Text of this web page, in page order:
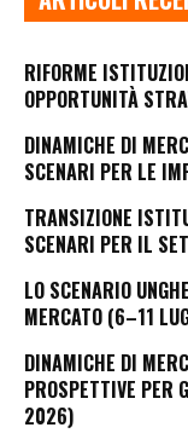
RIFORME
OPPORTUNITÀ
DINAMICHE DI
SCENARI PER LE
TRANSIZIONE
SCENARI PER IL
LO SCENARIO
MERCATO (6–11
DINAMICHE DI
PROSPETTIVE PER
2026)